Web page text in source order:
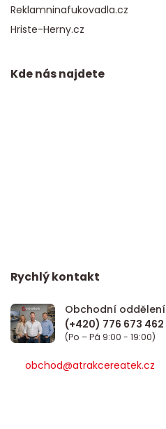
Reklamninafukovadla.cz
Hriste-Herny.cz
Kde nás najdete
Rychlý kontakt
Obchodní oddělení
(Po – Pá 9:00 - 19:00)
obchod@atrakcereatek.cz